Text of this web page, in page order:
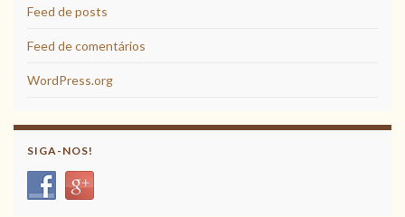
Feed de posts
Feed de comentários
WordPress.org
SIGA-NOS!